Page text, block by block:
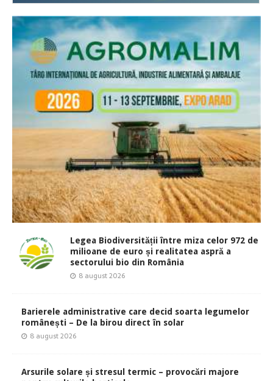
Legea Biodiversității între miza celor 972 de
milioane de euro și realitatea aspră a
sectorului bio din România
8 august 2026
Barierele administrative care decid soarta legumelor
românești – De la birou direct în solar
8 august 2026
Arsurile solare și stresul termic – provocări majore